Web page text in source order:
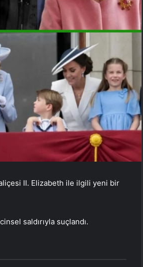
II. Elizabeth ile ilgili yeni bir
saldırıyla suçlandı.